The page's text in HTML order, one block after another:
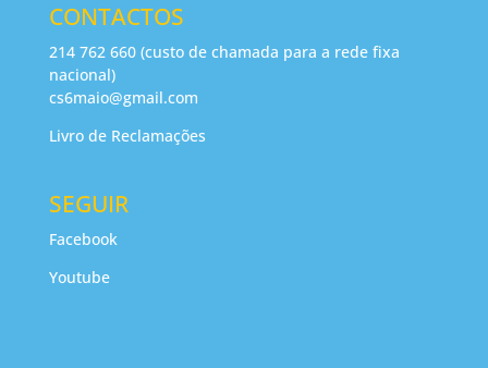
CONTACTOS
214 762 660 (custo de chamada para a rede fixa
nacional)
cs6maio@gmail.com
Livro de Reclamações
SEGUIR
Facebook
Youtube